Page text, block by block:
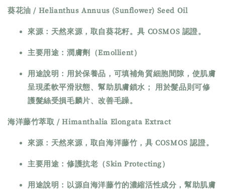
葵花油 / Helianthus Annuus (Sunflower) Seed Oil
來源：天然來源，取自葵花籽。具 COSMOS 認證。
主要用途：潤膚劑（Emollient）
用途說明：用於保養品，可填補角質細胞間隙，使肌膚
呈現柔軟平滑狀態、幫助肌膚鎖水； 用於髮品則可修
護髮絲受損毛麟片、改善毛躁。
海洋藤竹萃取 / Himanthalia Elongata Extract
來源：天然來源，取自海洋藤竹，具 COSMOS 認證。
主要用途：修護抗老（Skin Protecting）
用途說明：以源自海洋藤竹的濃縮活性成分，幫助肌膚